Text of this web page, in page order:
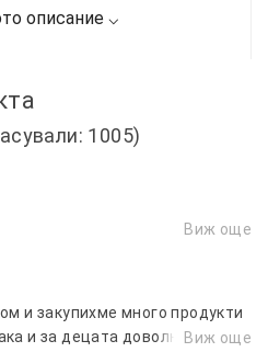
1005)
Виж още
и закупихме много продукти
и за децата доволнаВиж още